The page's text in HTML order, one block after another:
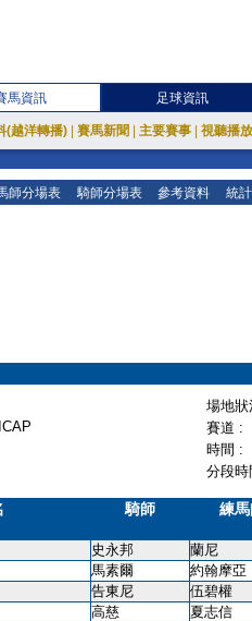
馬資訊 足球資訊
(越洋轉播) 賽馬新聞 主要賽事 視聽播
師分場表 騎師分場表 參考資料 統
場地
賽道 :
時間 :
分段
騎師 練
史永邦 蘭尼
馬素爾 約翰摩亞
告東尼 伍碧權
高慈 夏志信